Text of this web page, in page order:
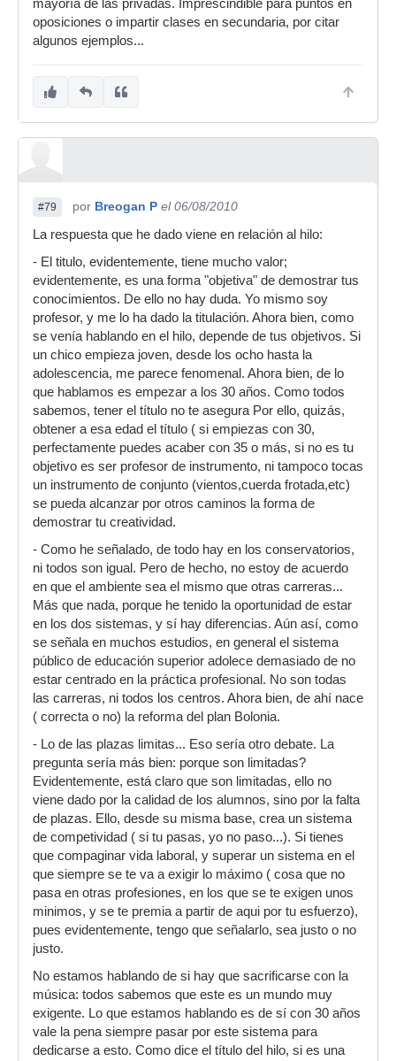
mayoría de las privadas. Imprescindible para puntos en
oposiciones o impartir clases en secundaria, por citar
algunos ejemplos...
#79 por Breogan P el 06/08/2010
La respuesta que he dado viene en relación al hilo:
- El titulo, evidentemente, tiene mucho valor;
evidentemente, es una forma "objetiva" de demostrar tus
conocimientos. De ello no hay duda. Yo mismo soy
profesor, y me lo ha dado la titulación. Ahora bien, como
se venía hablando en el hilo, depende de tus objetivos. Si
un chico empieza joven, desde los ocho hasta la
adolescencia, me parece fenomenal. Ahora bien, de lo
que hablamos es empezar a los 30 años. Como todos
sabemos, tener el título no te asegura Por ello, quizás,
obtener a esa edad el título ( si empiezas con 30,
perfectamente puedes acaber con 35 o más, si no es tu
objetivo es ser profesor de instrumento, ni tampoco tocas
un instrumento de conjunto (vientos,cuerda frotada,etc)
se pueda alcanzar por otros caminos la forma de
demostrar tu creatividad.
- Como he señalado, de todo hay en los conservatorios,
ni todos son igual. Pero de hecho, no estoy de acuerdo
en que el ambiente sea el mismo que otras carreras...
Más que nada, porque he tenido la oportunidad de estar
en los dos sistemas, y sí hay diferencias. Aún así, como
se señala en muchos estudios, en general el sistema
público de educación superior adolece demasiado de no
estar centrado en la práctica profesional. No son todas
las carreras, ni todos los centros. Ahora bien, de ahí nace
( correcta o no) la reforma del plan Bolonia.
- Lo de las plazas limitas... Eso sería otro debate. La
pregunta sería más bien: porque son limitadas?
Evidentemente, está claro que son limitadas, ello no
viene dado por la calidad de los alumnos, sino por la falta
de plazas. Ello, desde su misma base, crea un sistema
de competividad ( si tu pasas, yo no paso...). Si tienes
que compaginar vida laboral, y superar un sistema en el
que siempre se te va a exigir lo máximo ( cosa que no
pasa en otras profesiones, en los que se te exigen unos
minimos, y se te premia a partir de aqui por tu esfuerzo),
pues evidentemente, tengo que señalarlo, sea justo o no
justo.
No estamos hablando de si hay que sacrificarse con la
música: todos sabemos que este es un mundo muy
exigente. Lo que estamos hablando es de sí con 30 años
vale la pena siempre pasar por este sistema para
dedicarse a esto. Como dice el título del hilo, si es una